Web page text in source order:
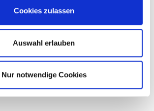
Cookies zulassen
Auswahl erlauben
Nur notwendige Cookies
Summit 2025
Pressemitteilungen